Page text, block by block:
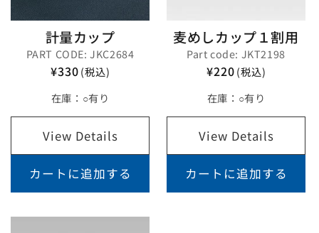
計量カップ
PART CODE: JKC2684
¥330(税込)
在庫： ○有り
View Details
カートに追加する
麦めしカップ１割用
Part code: JKT2198
¥220(税込)
在庫： ○有り
View Details
カートに追加する